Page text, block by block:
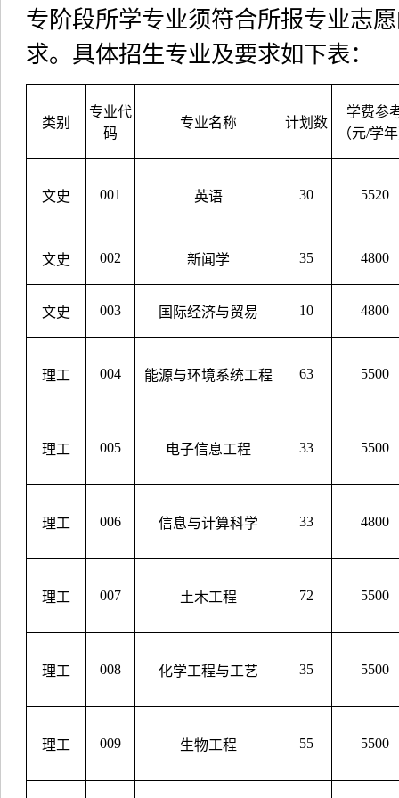
专阶段所学专业须符合所报专业志
求。具体招生专业及要求如下表：
类别
专业代
码
专业名称 计划数
学费参
（元/学
文史 001 英语 30 5520
文史 002 新闻学 35 4800
文史 003 国际经济与贸易 10 4800
理工 004 能源与环境系统工程 63 5500
理工 005 电子信息工程 33 5500
理工 006 信息与计算科学 33 4800
理工 007 土木工程 72 5500
理工 008 化学工程与工艺 35 5500
理工 009 生物工程 55 5500